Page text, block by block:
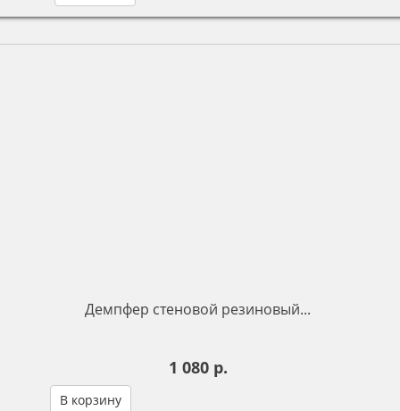
Демпфер стеновой резиновый...
1 080 р.
В корзину